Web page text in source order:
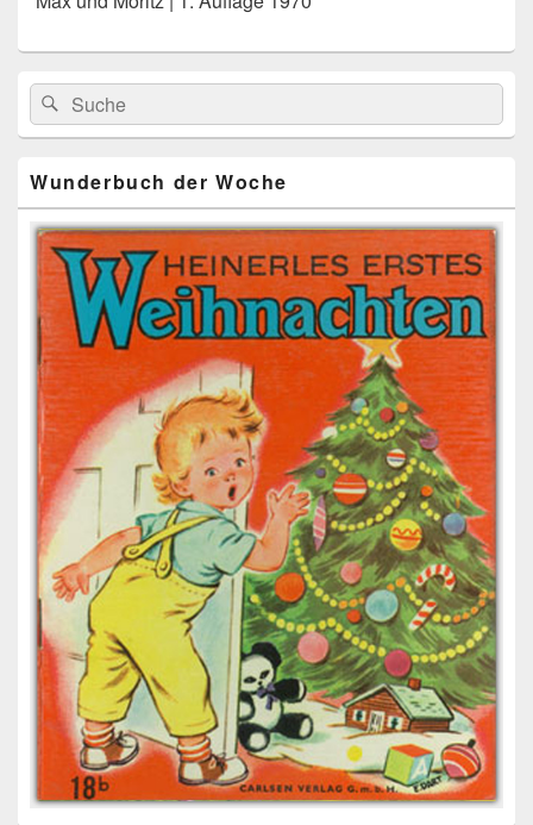
Primärer
Seitenleisten
Widget-
Bereich
Search
for:
Suche
Wunderbuch der Woche